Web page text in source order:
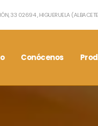
33 02694 , HIGUERUELA
Conócenos